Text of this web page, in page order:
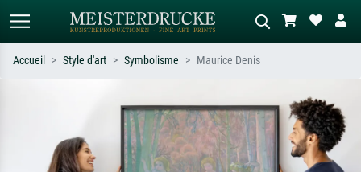
Recherchez par artiste, titre ou style –
ex. Monet, Nuit étoilée,
impressionnisme, vague de Hokusai,
nu.
Décrivez la scène – ex. prairie verte,
abstrait avec beaucoup de rouge,
tableau sombre, nu debout près d'un
arbre.
Accueil Style d'art Symbolisme Maurice Denis